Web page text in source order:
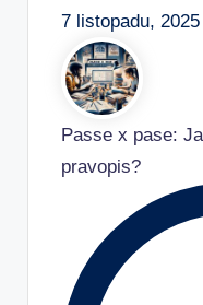
7 listopadu, 2025
Passe x pase:
pravopis?